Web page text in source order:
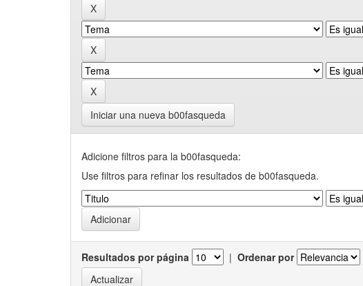
Iniciar una nueva b00fasqueda
Adicione filtros para la b00fasqueda:
Use filtros para refinar los resultados de b00fasqueda.
Resultados por página | Ordenar por